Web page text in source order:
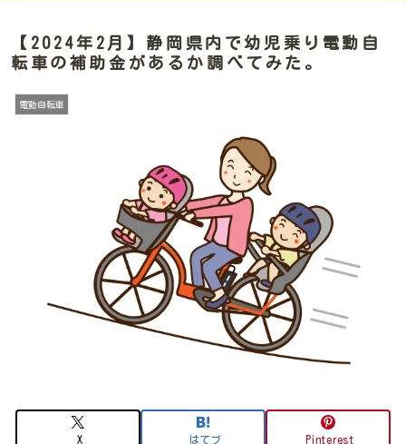
【2024年2月】静岡県内で幼児乗り電動自
転車の補助金があるか調べてみた。
電動自転車
X はてブ Pinterest